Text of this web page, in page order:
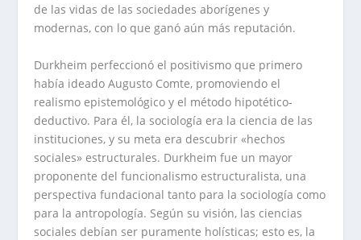
de las vidas de las sociedades aborígenes y
modernas, con lo que ganó aún más reputación.
Durkheim perfeccionó el positivismo que primero
había ideado Augusto Comte, promoviendo el
realismo epistemológico y el método hipotético-
deductivo. Para él, la sociología era la ciencia de las
instituciones, y su meta era descubrir «hechos
sociales» estructurales. Durkheim fue un mayor
proponente del funcionalismo estructuralista, una
perspectiva fundacional tanto para la sociología como
para la antropología. Según su visión, las ciencias
sociales debían ser puramente holísticas; esto es, la